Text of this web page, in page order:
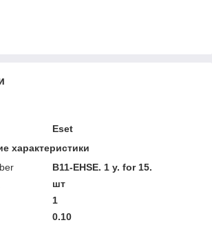
Eset
характеристики
B11-EHSE. 1 y. for 15.
шт
1
0.10